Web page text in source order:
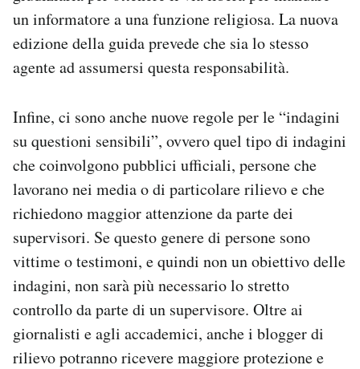
un informatore a una funzione religiosa. La nuova
edizione della guida prevede che sia lo stesso
agente ad assumersi questa responsabilità.
Infine, ci sono anche nuove regole per le “indagini
su questioni sensibili”, ovvero quel tipo di indagini
che coinvolgono pubblici ufficiali, persone che
lavorano nei media o di particolare rilievo e che
richiedono maggior attenzione da parte dei
supervisori. Se questo genere di persone sono
vittime o testimoni, e quindi non un obiettivo delle
indagini, non sarà più necessario lo stretto
controllo da parte di un supervisore. Oltre ai
giornalisti e agli accademici, anche i blogger di
rilievo potranno ricevere maggiore protezione e